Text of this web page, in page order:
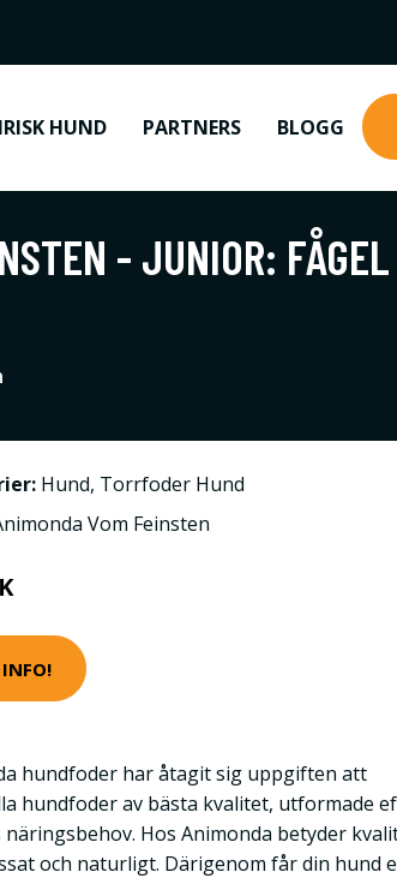
HUND PARTNERS BLOGG
- JUNIOR:
Hund, Torrfoder Hund
Vom Feinsten
INFO!
hundfoder har åtagit sig uppgiften att
hundfoder av bästa kvalitet, utformade
Hos Animonda betyder
och naturligt. Därigenom får din hund